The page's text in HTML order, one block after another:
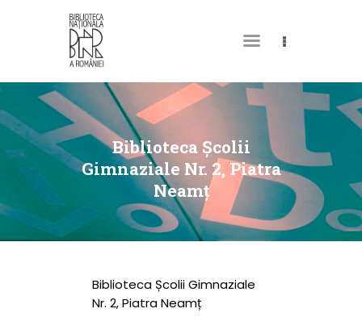
Biblioteca Școlii
Gimnaziale Nr. 2, Piatra
Neamț
DESPRE NOI
PERMISUL MEU DE
BIBLIOTECĂ
CATALOAGE ȘI
COLECȚII
BIBLIOTECA DIGITALĂ
EVENIMENTE
CULTURALE
Biblioteca Școlii Gimnaziale
Nr. 2, Piatra Neamț